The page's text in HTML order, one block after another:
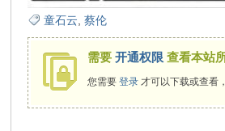
童石云 ,蔡伦
需要开通权限 查看本站
您需要登录 才可以下载或查看